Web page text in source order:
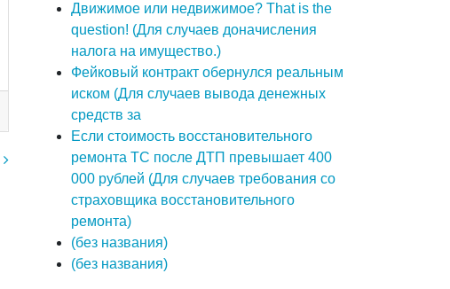
Движимое или недвижимое? That is the
question! (Для случаев доначисления
налога на имущество.)
Фейковый контракт обернулся реальным
иском (Для случаев вывода денежных
средств за
Если стоимость восстановительного
ремонта ТС после ДТП превышает 400
000 рублей (Для случаев требования со
страховщика восстановительного
ремонта)
(без названия)
(без названия)